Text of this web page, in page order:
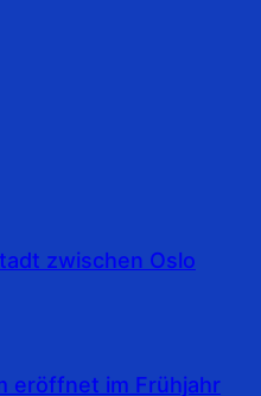
zwischen Oslo
eröffnet im Frühjahr